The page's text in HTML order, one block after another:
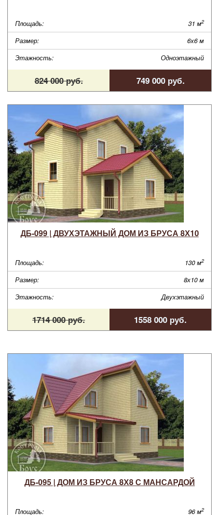
Площадь: 31 м2
Размер:
6х6 м
Этажность:
Одноэтажный
824 000 руб. 749 000 руб.
ДБ-099 | ДВУХЭТАЖНЫЙ ДОМ ИЗ БРУСА 8Х10
Площадь: 130 м2
Размер:
8х10 м
Этажность:
Двухэтажный
1714 000 руб. 1558 000 руб.
ДБ-095 | ДОМ ИЗ БРУСА 8Х8 С МАНСАРДОЙ
Площадь: 96 м2